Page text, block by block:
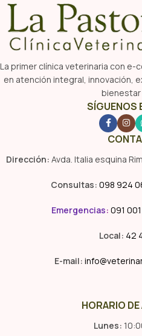
La primer clínica veterinaria con
en atención integral, innovación,
bienestar
SÍGUENOS
Dirección: Avda. Italia esquina
Consultas: 098 924
Emergencias: 091
Local: 42
E-mail:
HORARIO
Lunes: